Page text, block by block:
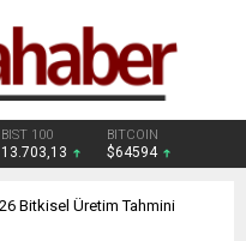
BIST 100
13.703,13
BITCOIN
$64594
Bitkisel Üretim Tahmini